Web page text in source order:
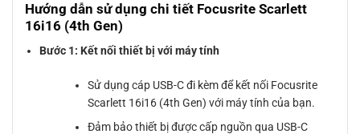
Hướng dẫn sử dụng chi tiết Focusrite Scarlett
16i16 (4th Gen)
Bước 1: Kết nối thiết bị với máy tính
Sử dụng cáp USB-C đi kèm để kết nối Focusrite
Scarlett 16i16 (4th Gen) với máy tính của bạn.
Đảm bảo thiết bị được cấp nguồn qua USB-C